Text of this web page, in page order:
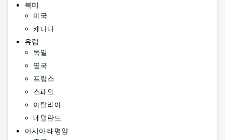
북미
미국
캐나다
유럽
독일
영국
프랑스
스페인
이탈리아
네덜란드
아시아 태평양